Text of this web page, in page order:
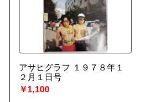
アサヒグラフ １９７８年１
２月１日号
￥1,100